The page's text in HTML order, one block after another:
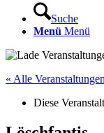
Suche
Menü Menü
« Alle Veranstaltungen
Diese